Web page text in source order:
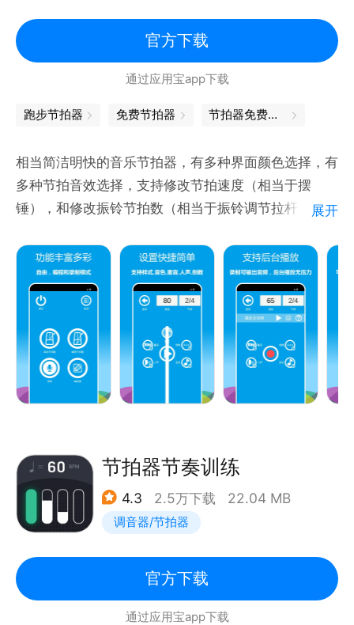
节拍器助手，有助于更好地记忆节奏，准确地演奏节奏
型，更快地回忆起节奏；有助于熟悉音符及其类型，记
忆音符值，更好地理解旋律节奏。；有助于学习拍号，
更快地演算音符值，记忆音符； 能帮助您掌握节奏
音乐爱好者的不二选择！
官方下载
通过应用宝app下载
跑步节拍器 免费节拍器 节拍器免费下载
相当简洁明快的音乐节拍器，有多种界面颜色选择，有
多种节拍音效选择，支持修改节拍速度（相当于摆
锤），和修改振铃节拍数（相当于振铃调节拉杆）。操
用！
展开
节拍器节奏训练
4.3 2.5万下载 22.04 MB
调音器/节拍器
官方下载
通过应用宝app下载